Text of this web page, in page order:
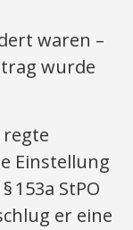
waren –
wurde
Einstellung
153a StPO
er eine